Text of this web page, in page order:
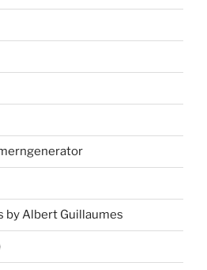
by Albert Guillaumes